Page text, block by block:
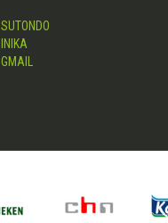
SUTONDO
INIKA
GMAIL